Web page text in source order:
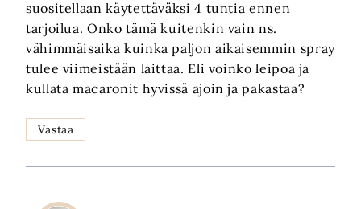
suositellaan käytettäväksi 4 tuntia ennen
tarjoilua. Onko tämä kuitenkin vain ns.
vähimmäisaika kuinka paljon aikaisemmin spray
tulee viimeistään laittaa. Eli voinko leipoa ja
kullata macaronit hyvissä ajoin ja pakastaa?
Vastaa